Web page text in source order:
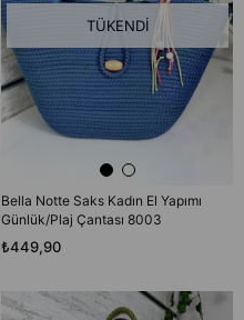
TÜKENDI
Bella Notte Saks Kadın El Yapımı
Günlük/Plaj Çantası 8003
₺449,90